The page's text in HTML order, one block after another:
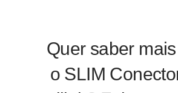
Quer saber
o SLIM